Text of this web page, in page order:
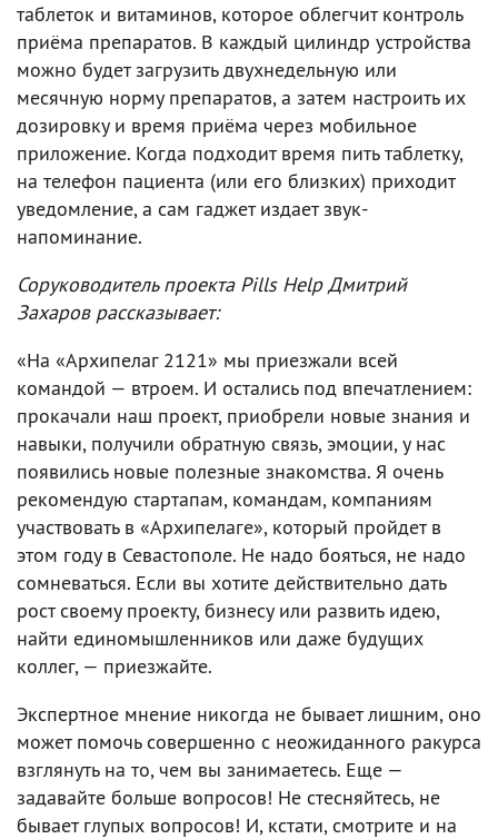
таблеток и витаминов, которое облегчит контроль
приёма препаратов. В каждый цилиндр устройства
можно будет загрузить двухнедельную или
месячную норму препаратов, а затем настроить их
дозировку и время приёма через мобильное
приложение. Когда подходит время пить таблетку,
на телефон пациента (или его близких) приходит
уведомление, а сам гаджет издает звук-
напоминание.
Соруководитель проекта Pills Help Дмитрий
Захаров рассказывает:
«На «Архипелаг 2121» мы приезжали всей
командой — втроем. И остались под впечатлением:
прокачали наш проект, приобрели новые знания и
навыки, получили обратную связь, эмоции, у нас
появились новые полезные знакомства. Я очень
рекомендую стартапам, командам, компаниям
участвовать в «Архипелаге», который пройдет в
этом году в Севастополе. Не надо бояться, не надо
сомневаться. Если вы хотите действительно дать
рост своему проекту, бизнесу или развить идею,
найти единомышленников или даже будущих
коллег, — приезжайте.
Экспертное мнение никогда не бывает лишним, оно
может помочь совершенно с неожиданного ракурса
взглянуть на то, чем вы занимаетесь. Еще —
задавайте больше вопросов! Не стесняйтесь, не
бывает глупых вопросов! И, кстати, смотрите и на